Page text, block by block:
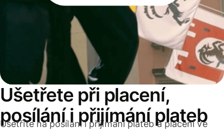
Ušetřete při placení,
posílání i přijímání plateb
Ušetříte na posílání i přijímání plateb a placení ve